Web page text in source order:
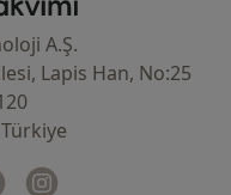
A.Ş.
Lapis Han, No:25
açılır
sekmede açılır
Youtube
yeni bir sekmede açılır